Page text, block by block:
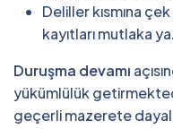
Deliller kısmına
kayıtları mutlaka
Duruşma devamı
yükümlülük
geçerli mazerete